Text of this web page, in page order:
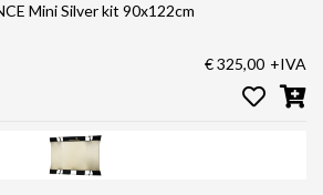
Mini Silver kit 90x122cm
€ 325,00 +IVA